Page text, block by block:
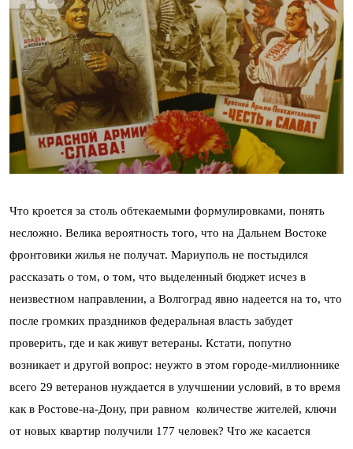
Что кроется за столь обтекаемыми формулировками, понять
несложно. Велика вероятность того, что на Дальнем Востоке
фронтовики жилья не получат. Мариуполь не постыдился
рассказать о том, о том, что выделенный бюджет исчез в
неизвестном направлении, а Волгоград явно надеется на то, что
после громких праздников федеральная власть забудет
проверить, где и как живут ветераны. Кстати, попутно
возникает и другой вопрос: неужто в этом городе-миллионнике
всего 29 ветеранов нуждается в улучшении условий, в то время
как в Ростове-на-Дону, при равном количестве жителей, ключи
от новых квартир получили 177 человек? Что же касается